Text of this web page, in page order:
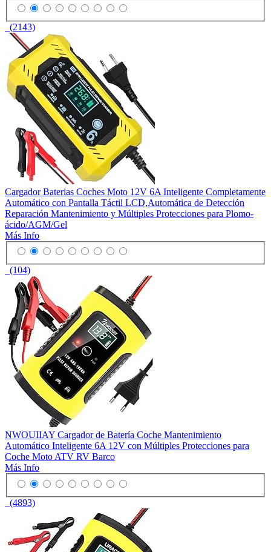
(2143)
Cargador Baterias Coches Moto 12V 6A Inteligente Completamente
Automático con Pantalla Táctil LCD,Automática de Detección
Reparación Mantenimiento y Múltiples Protecciones para Plomo-
ácido/AGM/Gel
Más Info
(104)
NWOUIIAY Cargador de Batería Coche Mantenimiento
Automático Inteligente 6A 12V con Múltiples Protecciones para
Coche Moto ATV RV Barco
Más Info
(4893)